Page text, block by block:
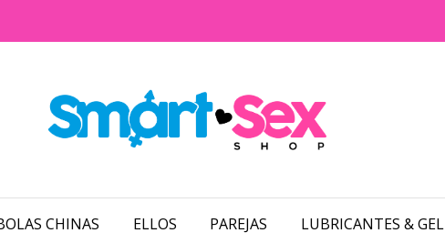
CHINAS ELLOS PAREJAS LUBRICANTES & GEL